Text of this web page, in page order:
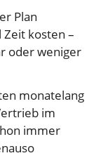
Plan
kosten –
oder weniger
monatelang
im
immer